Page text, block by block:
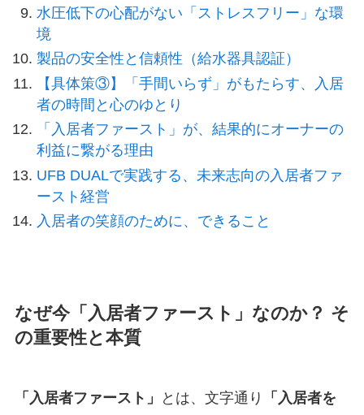
水圧低下の心配がない「ストレスフリー」な環
境
製品の安全性と信頼性（給水器具認証）
【具体策③】「手間いらず」がもたらす、入居
者の時間と心のゆとり
「入居者ファースト」が、結果的にオーナーの
利益に繋がる理由
UFB DUALで実践する、未来志向の入居者ファ
ースト経営
入居者の笑顔のために、できること
なぜ今「入居者ファースト」なのか？ そ
の重要性と本質
「入居者ファースト」 とは、文字通り 「入居者を